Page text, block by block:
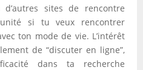
sites de rencontre
si tu veux rencontrer
ton mode de vie. L’intérêt
de “discuter en ligne”,
dans ta recherche